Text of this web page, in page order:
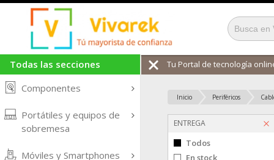
Todas las secciones
Componentes
Portátiles y equipos de
sobremesa
Móviles y Smartphones
Tu Portal de tecnología
Inicio Periféricos
ENTREGA
Todos
En stock